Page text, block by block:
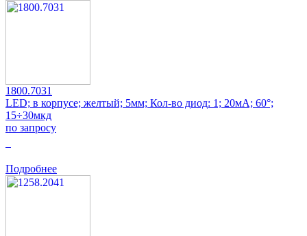
1800.7031
LED; в корпусе; желтый; 5мм; Кол-во диод: 1; 20мА; 60°;
15÷30мкд
по запросу
Подробнее